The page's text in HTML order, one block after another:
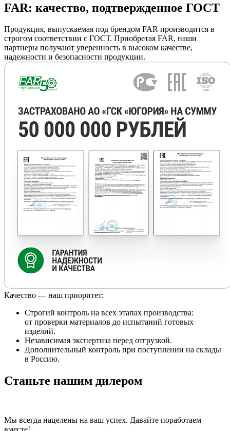
FAR: качество, подтвержденное ГОСТ
Продукция, выпускаемая под брендом FAR производится в
строгом соответствии с ГОСТ. Приобретая FAR, наши
партнеры получают уверенность в высоком качестве,
надежности и безопасности продукции.
Качество — наш приоритет:
Строгий контроль на всех этапах производства:
от проверки материалов до испытаний готовых
изделий.
Независимая экспертиза перед отгрузкой.
Дополнительный контроль при поступлении на склады
в Россию.
Станьте нашим дилером
Мы всегда нацелены на ваш успех. Давайте поработаем